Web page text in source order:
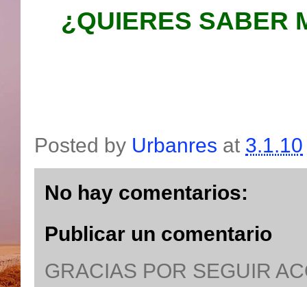
¿QUIERES SABER
Posted by Urbanres at 3.1.10
No hay comentarios:
Publicar un comentario
GRACIAS POR SEGUIR